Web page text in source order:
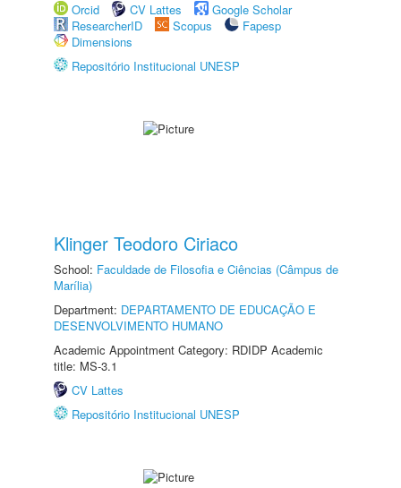
Orcid
CV Lattes
Google Scholar
ResearcherID
Scopus
Fapesp
Dimensions
Repositório Institucional UNESP
Klinger Teodoro Ciriaco
School: Faculdade de Filosofia e Ciências (Câmpus de
Marília)
Department: DEPARTAMENTO DE EDUCAÇÃO E
DESENVOLVIMENTO HUMANO
Academic Appointment Category: RDIDP Academic
title: MS-3.1
CV Lattes
Repositório Institucional UNESP